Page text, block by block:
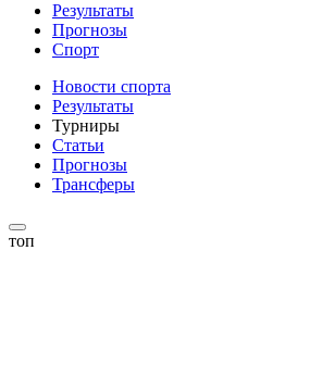
Результаты
Прогнозы
Спорт
Новости спорта
Результаты
Турниры
Статьи
Прогнозы
Трансферы
топ